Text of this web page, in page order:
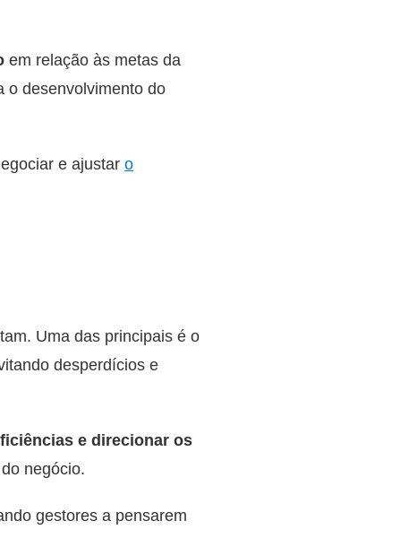
em relação às metas da
o desenvolvimento do
e ajustar o
Uma das principais é o
desperdícios e
e direcionar os
negócio.
gestores a pensarem